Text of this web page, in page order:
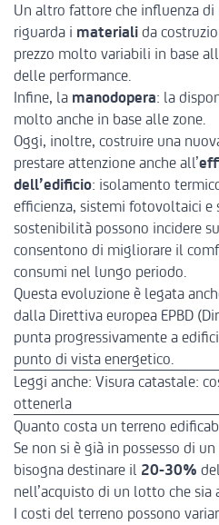
Un altro fattore che influenza
riguarda i materiali da
prezzo molto variabili in base
delle performance.
Infine, la manodopera: la
molto anche in base alle zone.
Oggi, inoltre, costruire una
prestare attenzione anche all’
dell’edificio: isolamento
efficienza, sistemi fotovoltaici
sostenibilità possono incidere
consentono di migliorare il
consumi nel lungo periodo.
Questa evoluzione è legata
dalla Direttiva europea EPBD
punta progressivamente a
punto di vista energetico.
Leggi anche: Visura catastale:
ottenerla
Quanto costa un terreno
Se non si è già in possesso di un
bisogna destinare il 20-30%
nell’acquisto di un lotto che sia
I costi del terreno possono